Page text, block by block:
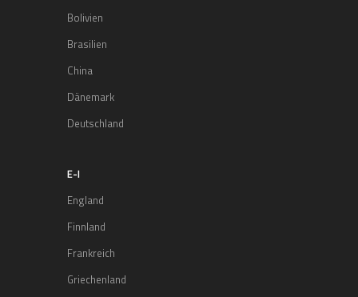
Bolivien
Brasilien
China
Dänemark
Deutschland
E-I
England
Finnland
Frankreich
Griechenland